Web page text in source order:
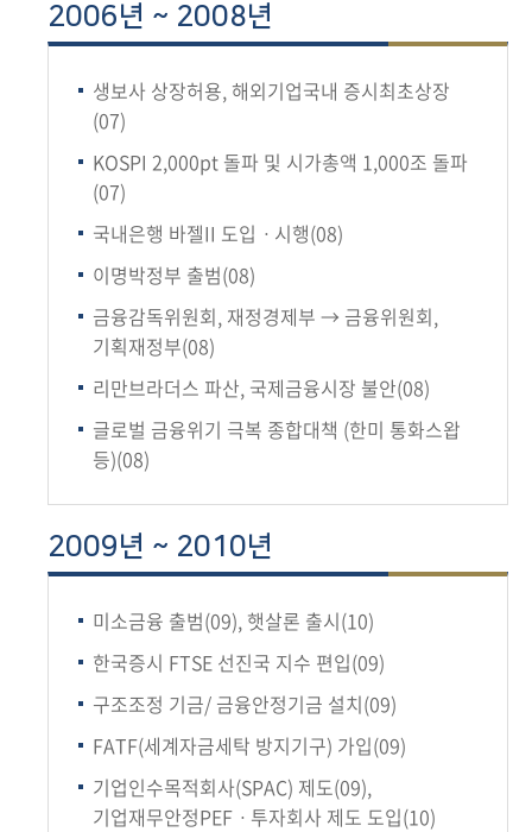
2006년 ~ 2008년
생보사 상장허용, 해외기업국내 증시최초상장
(07)
KOSPI 2,000pt 돌파 및 시가총액 1,000조 돌파
(07)
국내은행 바젤II 도입ㆍ시행(08)
이명박정부 출범(08)
금융감독위원회, 재정경제부 → 금융위원회,
기획재정부(08)
리만브라더스 파산, 국제금융시장 불안(08)
글로벌 금융위기 극복 종합대책 (한미 통화스왑
등)(08)
2009년 ~ 2010년
미소금융 출범(09), 햇살론 출시(10)
한국증시 FTSE 선진국 지수 편입(09)
구조조정 기금/ 금융안정기금 설치(09)
FATF(세계자금세탁 방지기구) 가입(09)
기업인수목적회사(SPAC) 제도(09),
기업재무안정PEFㆍ투자회사 제도 도입(10)